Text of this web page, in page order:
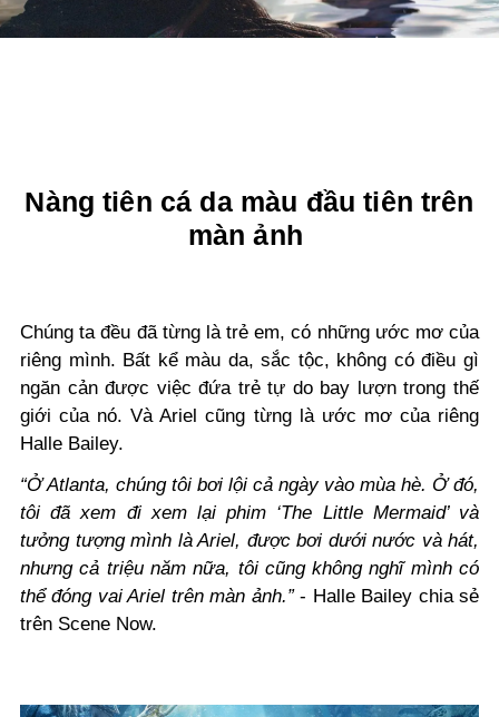
Nàng tiên cá da màu đầu tiên trên
màn ảnh
Chúng ta đều đã từng là trẻ em, có những ước mơ của
riêng mình. Bất kể màu da, sắc tộc, không có điều gì
ngăn cản được việc đứa trẻ tự do bay lượn trong thế
giới của nó.Và Ariel cũng từng là ước mơ của riêng
Halle Bailey.
“Ở Atlanta, chúng tôi bơi lội cả ngày vào mùa hè. Ở đó,
tôi đã xem đi xem lại phim ‘The Little Mermaid’ và
tưởng tượng mình là Ariel, được bơi dưới nước và hát,
nhưng cả triệu năm nữa, tôi cũng không nghĩ mình có
thể đóng vai Ariel trên màn ảnh.”- Halle Bailey chia sẻ
trên Scene Now.